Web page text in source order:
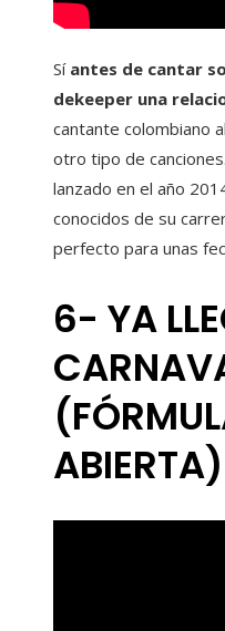
Sí antes de cantar
dekeeper una
cantante colombiano
otro tipo de
lanzado en el año
conocidos de su
perfecto para unas
6- YA
ABIERTA)